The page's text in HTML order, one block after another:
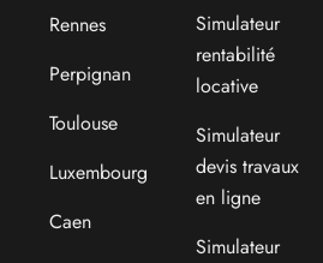
Rennes
Perpignan
Toulouse
Luxembourg
Caen
Simulateur
rentabilité
locative
Simulateur
devis travaux
en ligne
Simulateur